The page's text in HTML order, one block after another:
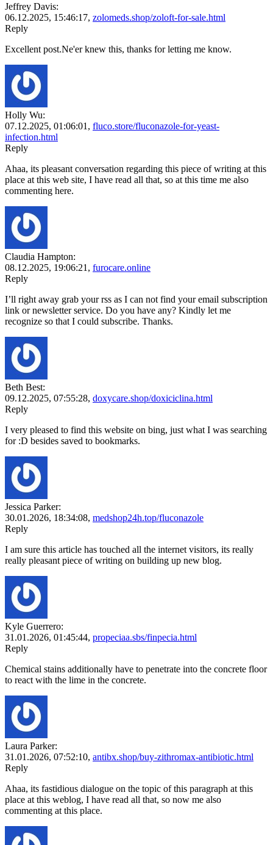
Jeffrey Davis:
06.12.2025, 15:46:17, zolomeds.shop/zoloft-for-sale.html
Reply
Excellent post.Ne'er knew this, thanks for letting me know.
Holly Wu:
07.12.2025, 01:06:01 , fluco.store/fluconazole-for-yeast-
infection.html
Reply
Ahaa, its pleasant conversation regarding this piece of writing at this
place at this web site, I have read all that, so at this time me also
commenting here.
Claudia Hampton:
08.12.2025, 19:06:21 , furocare.online
Reply
I’ll right away grab your rss as I can not find your email subscription
link or newsletter service. Do you have any? Kindly let me
recognize so that I could subscribe. Thanks.
Beth Best:
09.12.2025, 07:55:28, doxycare.shop/doxiciclina.html
Reply
I very pleased to find this website on bing, just what I was searching
for :D besides saved to bookmarks.
Jessica Parker:
30.01.2026, 18:34:08, medshop24h.top/fluconazole
Reply
I am sure this article has touched all the internet visitors, its really
really pleasant piece of writing on building up new blog.
Kyle Guerrero:
31.01.2026, 01:45:44, propeciaa.sbs/finpecia.html
Reply
Chemical stains additionally have to penetrate into the concrete floor
to react with the lime in the concrete.
Laura Parker:
31.01.2026, 07:52:10, antibx.shop/buy-zithromax-antibiotic.html
Reply
Ahaa, its fastidious dialogue on the topic of this paragraph at this
place at this weblog, I have read all that, so now me also
commenting at this place.